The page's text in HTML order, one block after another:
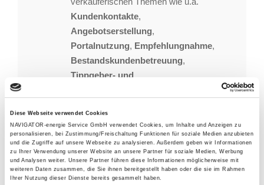
Diese Webseite verwendet Cookies
NAVIGATOR-energie Service GmbH verwendet Cookies, um Inhalte und Anzeigen zu
personalisieren, bei Zustimmung/Freischaltung Funktionen für soziale Medien anzubieten
und die Zugriffe auf unsere Webseite zu analysieren. Außerdem geben wir Informationen
zu Ihrer Verwendung unserer Website an unsere Partner für soziale Medien, Werbung
und Analysen weiter. Unsere Partner führen diese Informationen möglicherweise mit
weiteren Daten zusammen, die Sie ihnen bereitgestellt haben oder die sie im Rahmen
Ihrer Nutzung dieser Dienste bereits gesammelt haben.
Kundenkontakte,
Angebotserstellung,
Portalnutzung, Empfehlungnahme,
Bestandskundenbetreuung,
Tippgeber- und
Weiterebesondere Seminare, die
bereits in der Vergangenheit
abgehalten wurden:Gestik und
Mimik, Wasserfilteranlagen